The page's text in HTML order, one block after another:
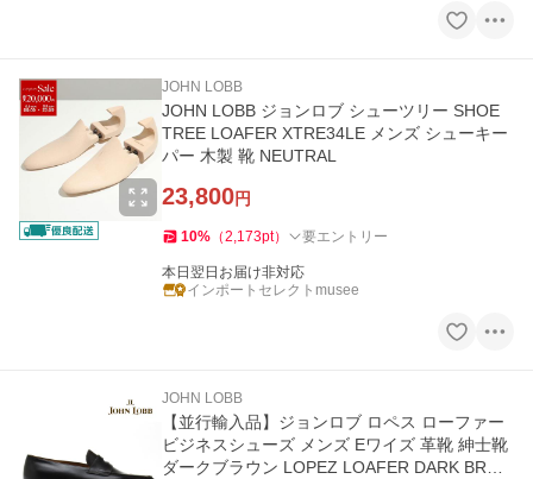
JOHN LOBB
JOHN LOBB ジョンロブ シューツリー SHOE
TREE LOAFER XTRE34LE メンズ シューキー
パー 木製 靴 NEUTRAL
23,800円
10% （2,173pt） 要エントリー
本日翌日お届け非対応
インポートセレクトmusee
JOHN LOBB
【並行輸入品】ジョンロブ ロペス ローファー
ビジネスシューズ メンズ Eワイズ 革靴 紳士靴
ダークブラウン LOPEZ LOAFER DARK BRO